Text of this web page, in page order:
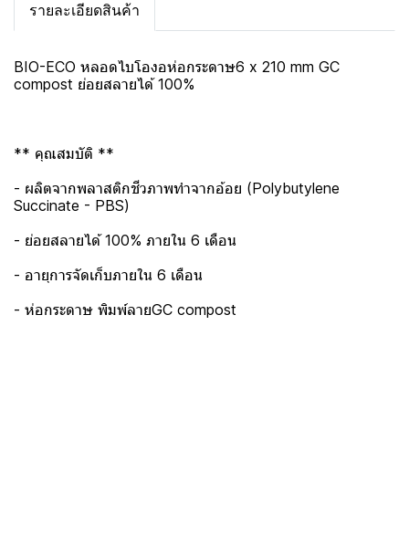
รายละเอียดสินค้า
BIO-ECO หลอดไบโองอห่อกระดาษ6 x 210 mm GC
compost ย่อยสลายได้ 100%
** คุณสมบัติ **
- ผลิตจากพลาสติกชีวภาพทำจากอ้อย (Polybutylene
Succinate - PBS)
- ย่อยสลายได้ 100% ภายใน 6 เดือน
- อายุการจัดเก็บภายใน 6 เดือน
- ห่อกระดาษ พิมพ์ลายGC compost